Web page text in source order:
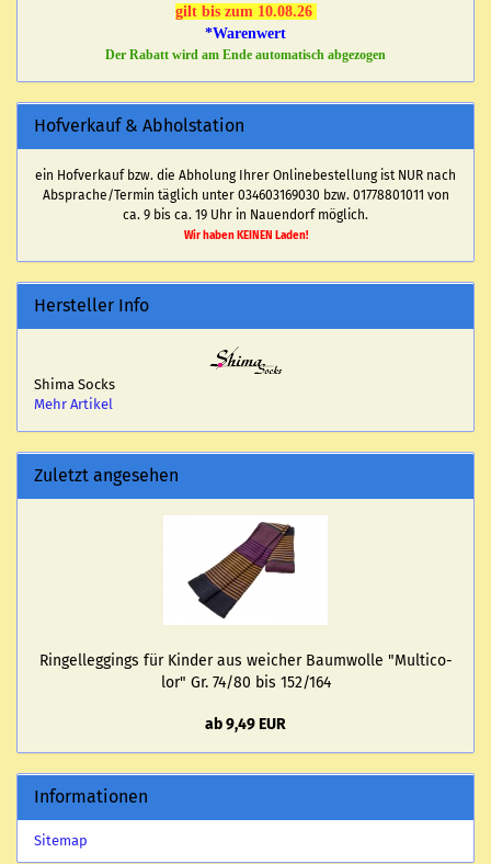
gilt bis zum 10.08.26
*Warenwert
Der Rabatt wird am Ende automatisch abgezogen
Hofverkauf & Abholstation
ein Hofverkauf bzw. die Abholung Ihrer Onlinebestellung ist NUR nach
Absprache/Termin täglich unter 034603169030 bzw. 01778801011 von
ca. 9 bis ca. 19 Uhr in Nauendorf möglich.
Wir haben KEINEN Laden!
Hersteller Info
Shima Socks
Mehr Artikel
Zuletzt angesehen
Rin­gel­leg­gings für Kin­der aus wei­cher Baum­wol­le "Mul­ti­co­
lor" Gr. 74/80 bis 152/164
ab 9,49 EUR
Informationen
Sitemap